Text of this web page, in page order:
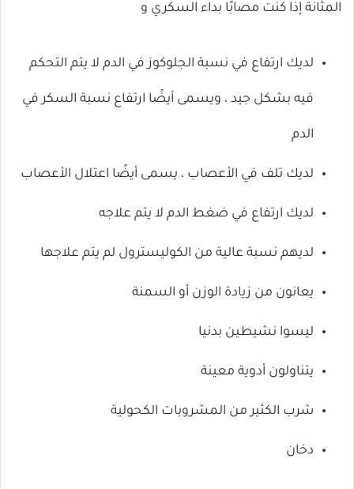
المثانة إذا كنت مصابًا بداء السكري و
لديك ارتفاع في نسبة الجلوكوز في الدم لا يتم التحكم
فيه بشكل جيد ، ويسمى أيضًا ارتفاع نسبة السكر في
الدم
لديك تلف في الأعصاب ، يسمى أيضًا اعتلال الأعصاب
لديك ارتفاع في ضغط الدم لا يتم علاجه
لديهم نسبة عالية من الكوليسترول لم يتم علاجها
يعانون من زيادة الوزن أو السمنة
ليسوا نشيطين بدنيا
يتناولون أدوية معينة
شرب الكثير من المشروبات الكحولية
دخان